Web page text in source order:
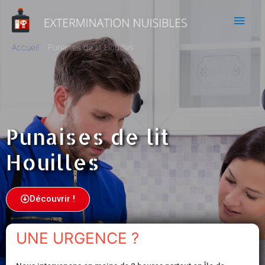
Accueil Punaises de lit Houilles
Punaises de lit
Houilles
Découvrir !
UNE URGENCE ?